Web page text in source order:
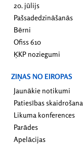
20. jūlijs
Pašsadedzināšanās
Bērni
Ofiss 610
ĶKP noziegumi
ZIŅAS NO EIROPAS
Jaunākie notikumi
Patiesības skaidrošana
Likuma konferences
Parādes
Apelācijas